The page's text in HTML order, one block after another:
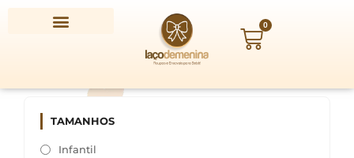
0
Carrinho
TAMANHOS
Infantil